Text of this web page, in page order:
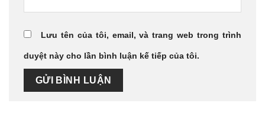
Lưu tên của tôi, email, và trang web trong trình
duyệt này cho lần bình luận kế tiếp của tôi.